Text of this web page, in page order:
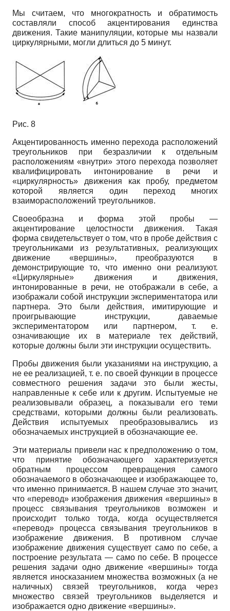
Мы считаем, что многократность и обратимость
составляли способакцентирования единства
движения. Такие манипуляции, которые мы назвали
циркулярными, могли длиться до 5 минут.
Рис. 8
Акцентированность именно перехода расположений
треугольников при безразличии к отдельным
расположениям «внутри» этого перехода позволяет
квалифицировать интонирование в речи и
«циркулярность» движения как пробу, предметом
которой является один переход многих
взаиморасположений треугольников.
Своеобразна и форма этой пробы —
акцентирование целостности движения. Такая
форма свидетельствует о том, что в пробе действия с
треугольниками из результативных, реализующих
движение «вершины», преобразуются в
демонстрирующие то, что именно они реализуют.
«Циркулярные» движения и движения,
интонированные в речи, не отображали в себе, а
изображали собой инструкции экспериментатора или
партнера. Это были действия, имитирующие и
проигрывающие инструкции, даваемые
экспериментатором или партнером, т. е.
означивающие их в материале тех действий,
которые должны были эти инструкции осуществить.
Пробы движения были указаниями на инструкцию, а
не ее реализацией, т. е. по своей функции в процессе
совместного решения задачи это были жесты,
направленные к себе или к другим. Испытуемые не
реализовывали образец, а показывали его теми
средствами, которыми должны были реализовать.
Действия испытуемых преобразовывались из
обозначаемых инструкцией в обозначающие ее.
Эти материалы привели нас к предположению о том,
что принятие обозначающего характеризуется
обратным процессом превращения самого
обозначаемого в обозначающее и изображающее то,
что именно принимается. В нашем случае это значит,
что «перевод» изображения движения «вершины» в
процесс связывания треугольников возможен и
происходит только тогда, когда осуществляется
«перевод» процесса связывания треугольников в
изображение движения. В противном случае
изображение движения существует само по себе, а
построение результата — само по себе. В процессе
решения задачи одно движение «вершины» тогда
является иносказанием множества возможных (а не
наличных) связей треугольников, когда через
множество связей треугольников выделяется и
изображается одно движение «вершины».